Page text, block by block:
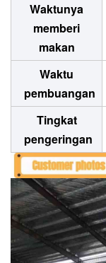
Waktunya
memberi
makan
Waktu
pembuangan
Tingkat
pengeringan